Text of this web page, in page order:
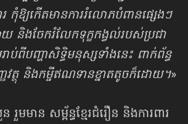
រ ​កុំឱ្យកើត​មានការរំលោភ​បំពានផ្សេងៗ
ាយ និង​ចែករំលែក​ទុក្ខកង្វល់​របស់ប្រជា​
ាប់​ពីបញ្ហា​សិទ្ធិ​មនុស្ស​ទាំងនេះ ពាក់​ព័ន្ធ
វត្ថុ និង​កម្ចីឥណទាន​ខ្នាតតូច​ក៏ដោយ។»
មមាន សម្ព័ន្ធខ្មែរជំរឿន និងការពារ